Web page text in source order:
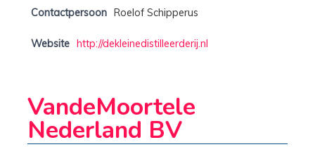
Contactpersoon Roelof Schipperus
Website http://dekleinedistilleerderij.nl
VandeMoortele
Nederland BV